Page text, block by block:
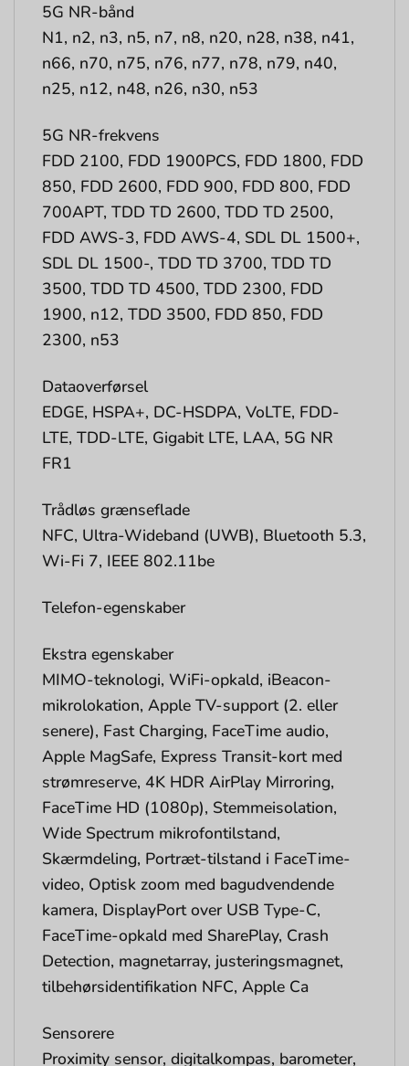
5G NR-bånd
N1, n2, n3, n5, n7, n8, n20, n28, n38, n41,
n66, n70, n75, n76, n77, n78, n79, n40,
n25, n12, n48, n26, n30, n53
5G NR-frekvens
FDD 2100, FDD 1900PCS, FDD 1800, FDD
850, FDD 2600, FDD 900, FDD 800, FDD
700APT, TDD TD 2600, TDD TD 2500,
FDD AWS-3, FDD AWS-4, SDL DL 1500+,
SDL DL 1500-, TDD TD 3700, TDD TD
3500, TDD TD 4500, TDD 2300, FDD
1900, n12, TDD 3500, FDD 850, FDD
2300, n53
Dataoverførsel
EDGE, HSPA+, DC-HSDPA, VoLTE, FDD-
LTE, TDD-LTE, Gigabit LTE, LAA, 5G NR
FR1
Trådløs grænseflade
NFC, Ultra-Wideband (UWB), Bluetooth 5.3,
Wi-Fi 7, IEEE 802.11be
Telefon-egenskaber
Ekstra egenskaber
MIMO-teknologi, WiFi-opkald, iBeacon-
mikrolokation, Apple TV-support (2. eller
senere), Fast Charging, FaceTime audio,
Apple MagSafe, Express Transit-kort med
strømreserve, 4K HDR AirPlay Mirroring,
FaceTime HD (1080p), Stemmeisolation,
Wide Spectrum mikrofontilstand,
Skærmdeling, Portræt-tilstand i FaceTime-
video, Optisk zoom med bagudvendende
kamera, DisplayPort over USB Type-C,
FaceTime-opkald med SharePlay, Crash
Detection, magnetarray, justeringsmagnet,
tilbehørsidentifikation NFC, Apple Ca
Sensorere
Proximity sensor, digitalkompas, barometer,